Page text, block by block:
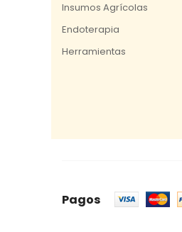
Insumos Agrícolas
Endoterapia
Herramientas
Pagos